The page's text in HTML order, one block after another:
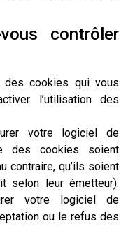
contrôler
cookies qui vous
l’utilisation des
votre logiciel de
des cookies soient
contraire, qu’ils soient
selon leur émetteur).
votre logiciel de
ou le refus des